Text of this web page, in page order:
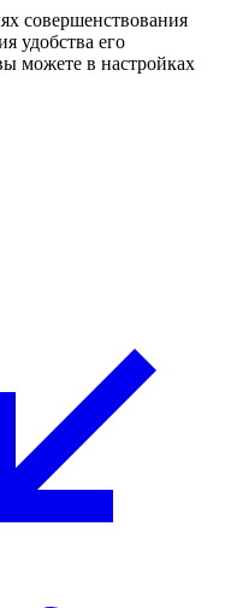
совершенствования
удобства его
можете в настройках